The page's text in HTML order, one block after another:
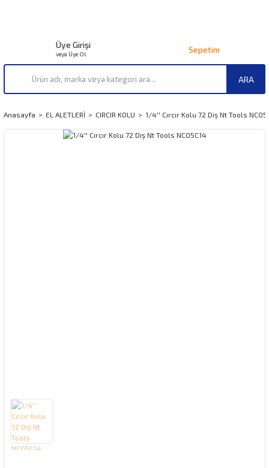
ARA
Üye Girişi
veya Üye Ol Sepetim
Anasayfa EL ALETLERİ CIRCIR KOLU 1/4'' Cırcır Kolu 72 Diş Nt Tools